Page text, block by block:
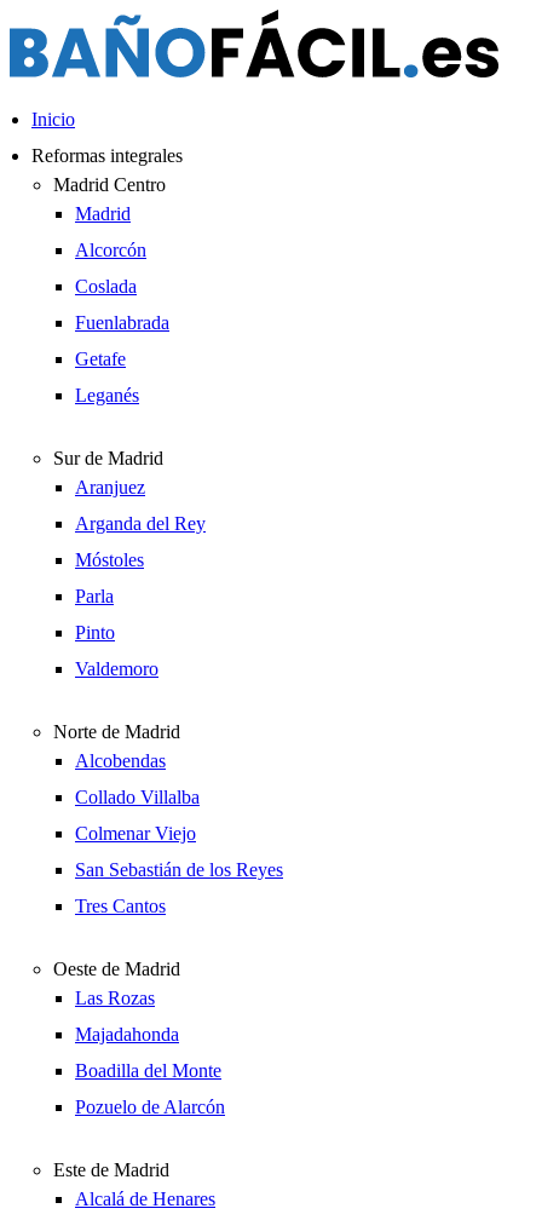
contenido
Inicio
Reformas integrales
Madrid Centro
Madrid
Alcorcón
Coslada
Fuenlabrada
Getafe
Leganés
Sur de Madrid
Aranjuez
Arganda del Rey
Móstoles
Parla
Pinto
Valdemoro
Norte de Madrid
Alcobendas
Collado Villalba
Colmenar Viejo
San Sebastián de los Reyes
Tres Cantos
Oeste de Madrid
Las Rozas
Majadahonda
Boadilla del Monte
Pozuelo de Alarcón
Este de Madrid
Alcalá de Henares